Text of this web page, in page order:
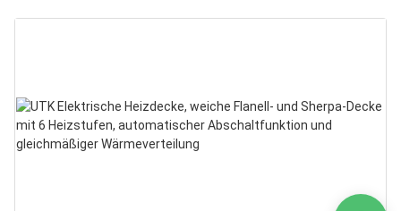
maschinenwaschbar